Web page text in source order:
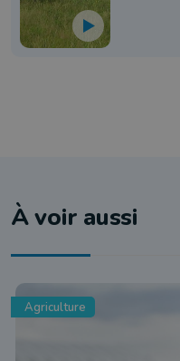
À voir aussi
Agriculture